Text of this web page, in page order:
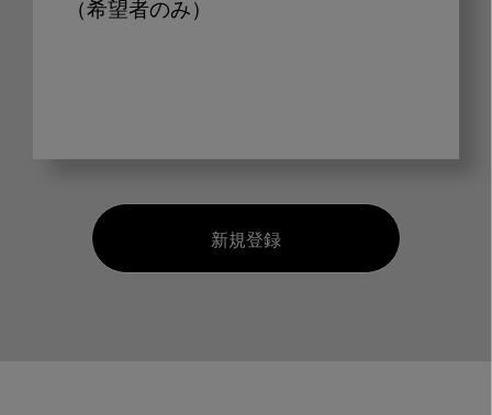
（希望者のみ）
新規登録